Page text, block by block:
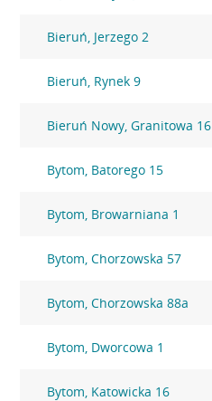
Bieruń, Jerzego 2
Bieruń, Rynek 9
Bieruń Nowy, Granitowa 16
Bytom, Batorego 15
Bytom, Browarniana 1
Bytom, Chorzowska 57
Bytom, Chorzowska 88a
Bytom, Dworcowa 1
Bytom, Katowicka 16